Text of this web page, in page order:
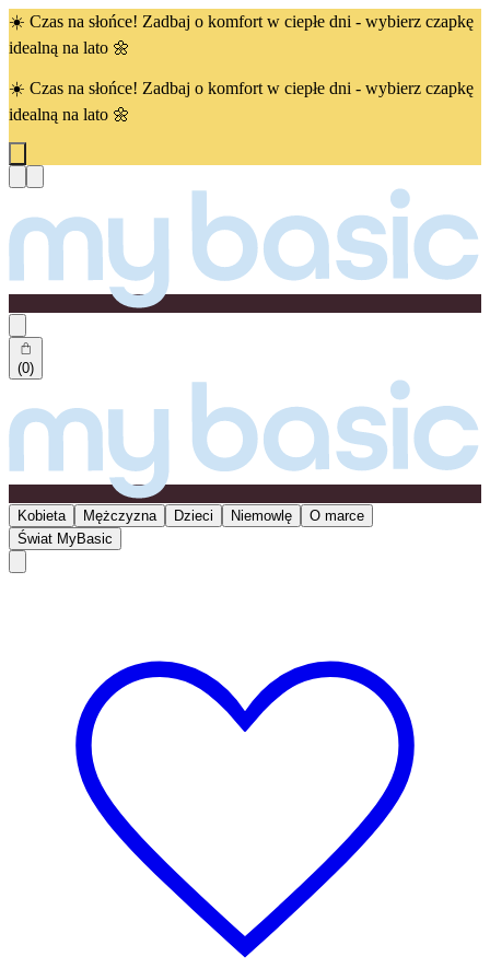
☀️ Czas na słońce! Zadbaj o komfort w ciepłe dni - wybierz czapkę
idealną na lato 🌼
☀️ Czas na słońce! Zadbaj o komfort w ciepłe dni - wybierz czapkę
idealną na lato 🌼
(0)
Kobieta Mężczyzna Dzieci Niemowlę
O marce
Świat MyBasic